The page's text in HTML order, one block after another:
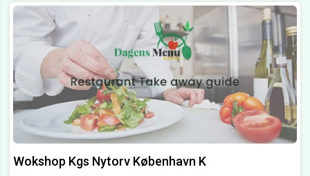
Wokshop Kgs Nytorv København K